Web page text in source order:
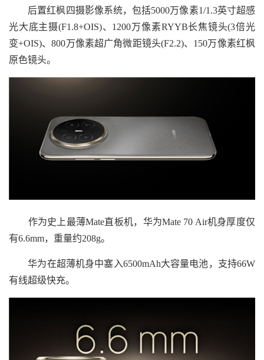
后置红枫四摄影像系统，包括5000万像素1/1.3英寸超感
光大底主摄(F1.8+OIS)、1200万像素RYYB长焦镜头(3倍光
变+OIS)、800万像素超广角微距镜头(F2.2)、150万像素红枫
原色镜头。
作为史上最薄Mate直板机，华为Mate 70 Air机身厚度仅
有6.6mm，重量约208g。
华为在超薄机身中塞入6500mAh大容量电池，支持66W
有线超级快充。